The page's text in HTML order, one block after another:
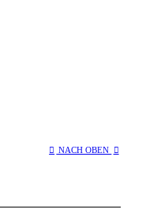
NACH OBEN